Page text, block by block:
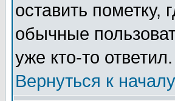
оставить пометку,
обычные
уже кто-то ответил.
Вернуться к началу